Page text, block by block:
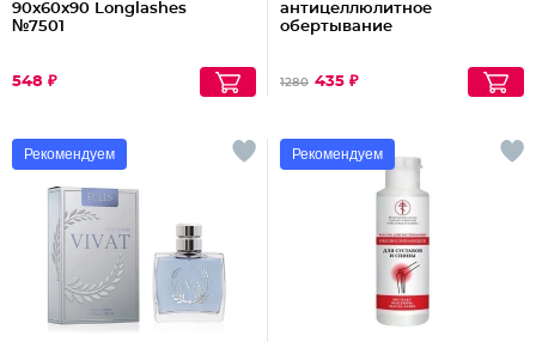
90x60x90 Longlashes
№7501
548 ₽
антицеллюлитное
обертывание
1280 435 ₽
Рекомендуем Рекомендуем